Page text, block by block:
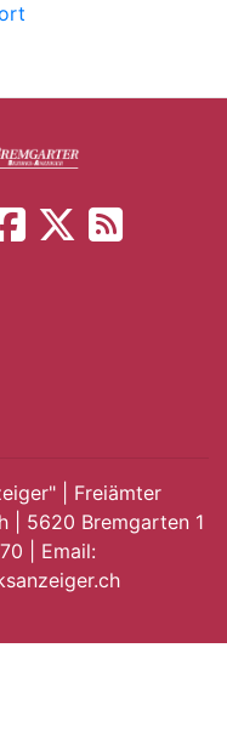
| Freiämter
| 5620 Bremgarten 1
| Email: